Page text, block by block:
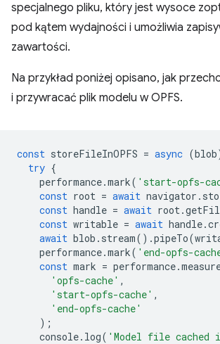
specjalnego pliku, który jest wysoce
pod kątem wydajności i umożliwia
zawartości.
Na przykład poniżej opisano, jak
i przywracać plik modelu w OPFS.
const storeFileInOPFS = async (blob
try {
performance.mark( 'start-opfs-
const root = await navigator .
const handle = await root.
const writable = await handle.
await blob . stream().pipeTo(
performance.mark( 'end-opfs-
const mark = performance.
'opfs-cache' ,
'start-opfs-cache' ,
'end-opfs-cache'
);
console. log( 'Model file cached